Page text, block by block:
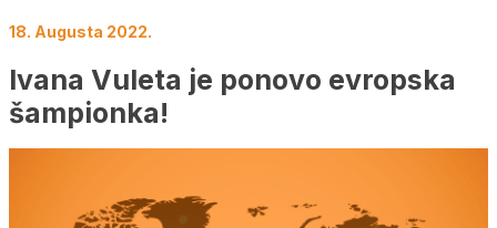
18. Augusta 2022.
Ivana Vuleta je ponovo evropska
šampionka!